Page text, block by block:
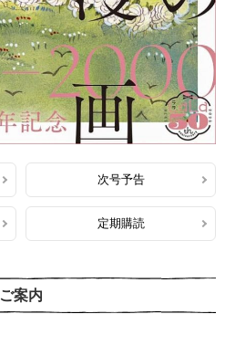
次号予告
定期購読
ご案内